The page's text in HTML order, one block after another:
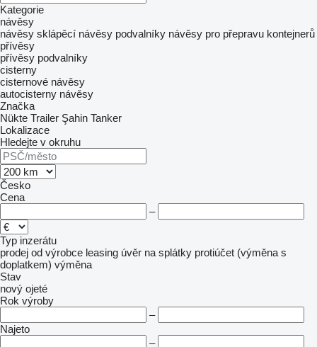
Kategorie
návěsy
návěsy sklápěcí návěsy podvalníky návěsy pro přepravu kontejnerů
přívěsy
přívěsy podvalníky
cisterny
cisternové návěsy
autocisterny návěsy
Značka
Nükte Trailer Şahin Tanker
Lokalizace
Hledejte v okruhu
Česko
Cena
–
Typ inzerátu
prodej od výrobce leasing úvěr na splátky protiúčet (výměna s
doplatkem) výměna
Stav
nový ojeté
Rok výroby
–
Najeto
–